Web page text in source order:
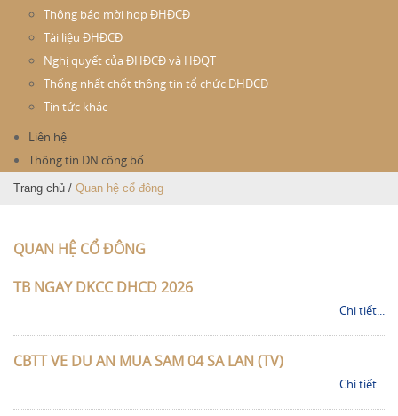
Thông báo mời họp ĐHĐCĐ
Tài liệu ĐHĐCĐ
Nghị quyết của ĐHĐCĐ và HĐQT
Thống nhất chốt thông tin tổ chức ĐHĐCĐ
Tin tức khác
Liên hệ
Thông tin DN công bố
Trang chủ / Quan hệ cổ đông
QUAN HỆ CỔ ĐÔNG
TB NGAY DKCC DHCD 2026
Chi tiết...
CBTT VE DU AN MUA SAM 04 SA LAN (TV)
Chi tiết...